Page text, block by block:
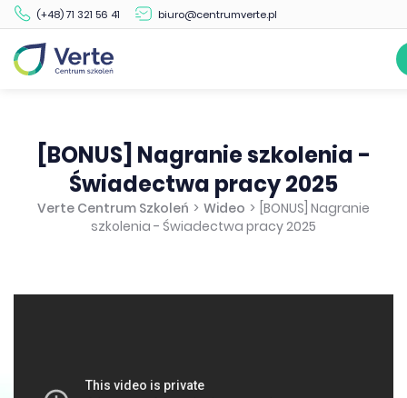
(+48) 71 321 56 41 biuro@centrumverte.pl
[BONUS] Nagranie szkolenia -
Świadectwa pracy 2025
Verte Centrum Szkoleń > Wideo > [BONUS] Nagranie
szkolenia - Świadectwa pracy 2025